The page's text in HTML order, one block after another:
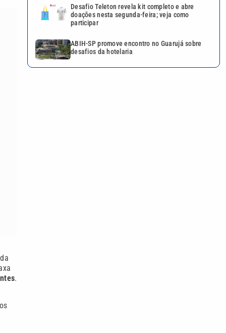
.
Desafio Teleton revela kit completo e abre
doações nesta segunda-feira; veja como
participar
ABIH-SP promove encontro no Guarujá sobre
desafios da hotelaria